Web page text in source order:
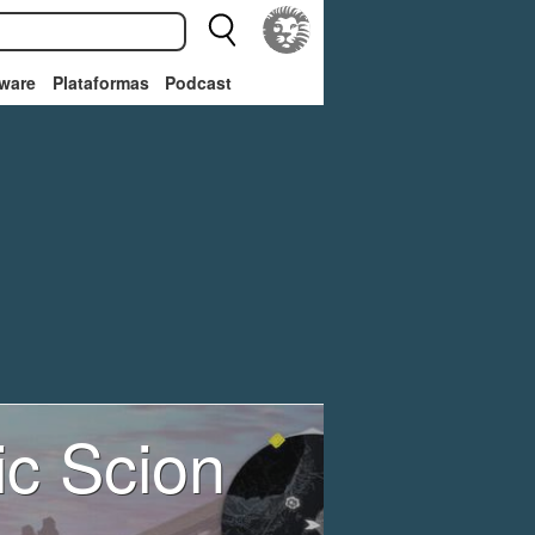
Plataformas Podcast
Scion